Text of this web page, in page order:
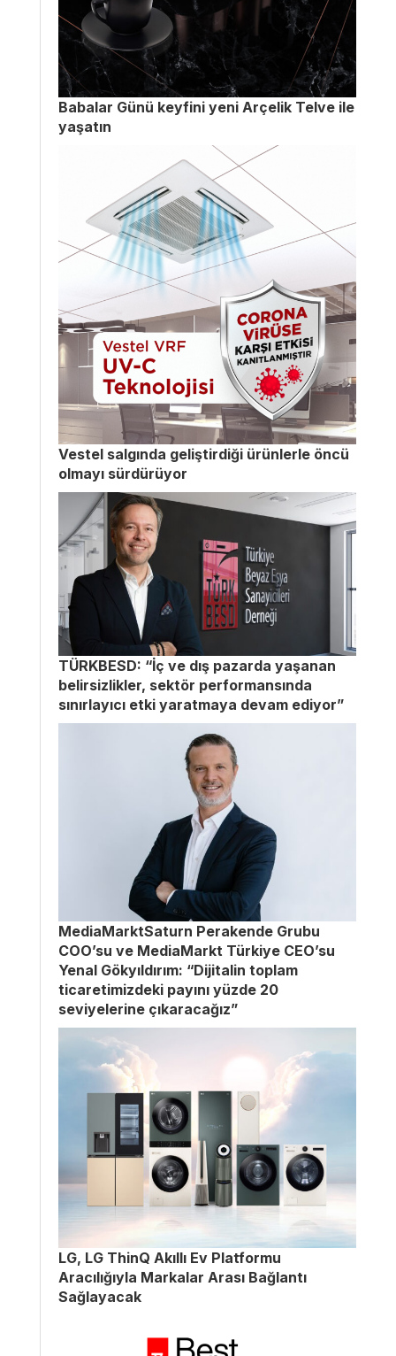
Babalar Günü keyfini yeni Arçelik Telve ile
yaşatın
Vestel salgında geliştirdiği ürünlerle öncü
olmayı sürdürüyor
TÜRKBESD: “İç ve dış pazarda yaşanan
belirsizlikler, sektör performansında
sınırlayıcı etki yaratmaya devam ediyor”
MediaMarktSaturn Perakende Grubu
COO’su ve MediaMarkt Türkiye CEO’su
Yenal Gökyıldırım: “Dijitalin toplam
ticaretimizdeki payını yüzde 20
seviyelerine çıkaracağız”
LG, LG ThinQ Akıllı Ev Platformu
Aracılığıyla Markalar Arası Bağlantı
Sağlayacak